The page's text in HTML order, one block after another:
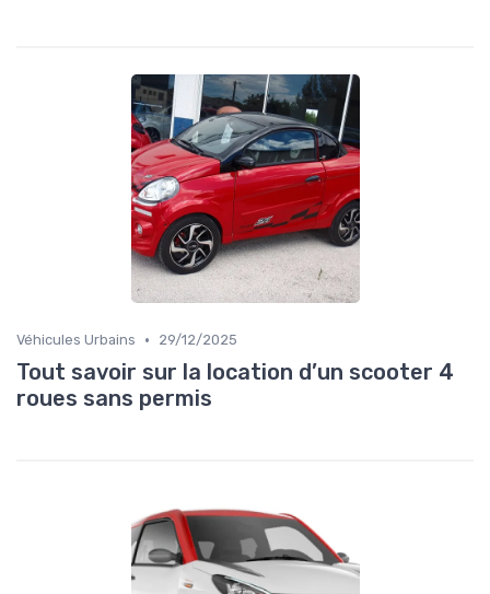
Véhicules Urbains • 29/12/2025
Tout savoir sur la location d’un scooter 4
roues sans permis